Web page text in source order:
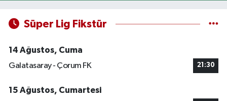
Süper Lig Fikstür
14 Ağustos, Cuma
Galatasaray - Çorum FK
21:30
15 Ağustos, Cumartesi